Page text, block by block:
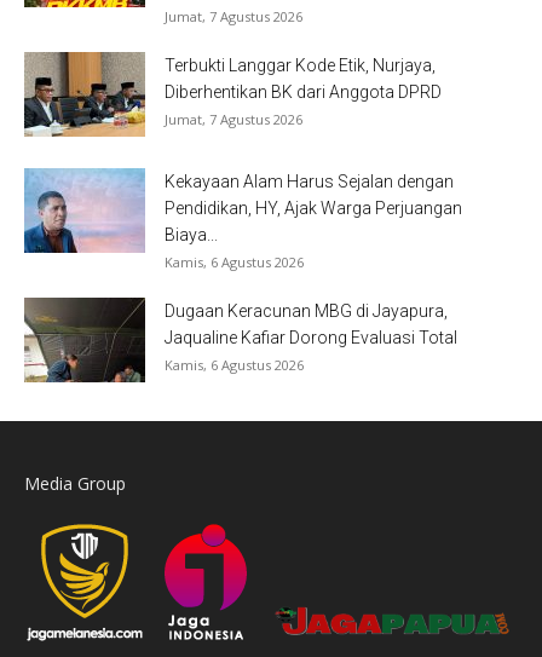
Jumat, 7 Agustus 2026
Terbukti Langgar Kode Etik, Nurjaya,
Diberhentikan BK dari Anggota DPRD
Jumat, 7 Agustus 2026
Kekayaan Alam Harus Sejalan dengan
Pendidikan, HY, Ajak Warga Perjuangan
Biaya...
Kamis, 6 Agustus 2026
Dugaan Keracunan MBG di Jayapura,
Jaqualine Kafiar Dorong Evaluasi Total
Kamis, 6 Agustus 2026
Media Group